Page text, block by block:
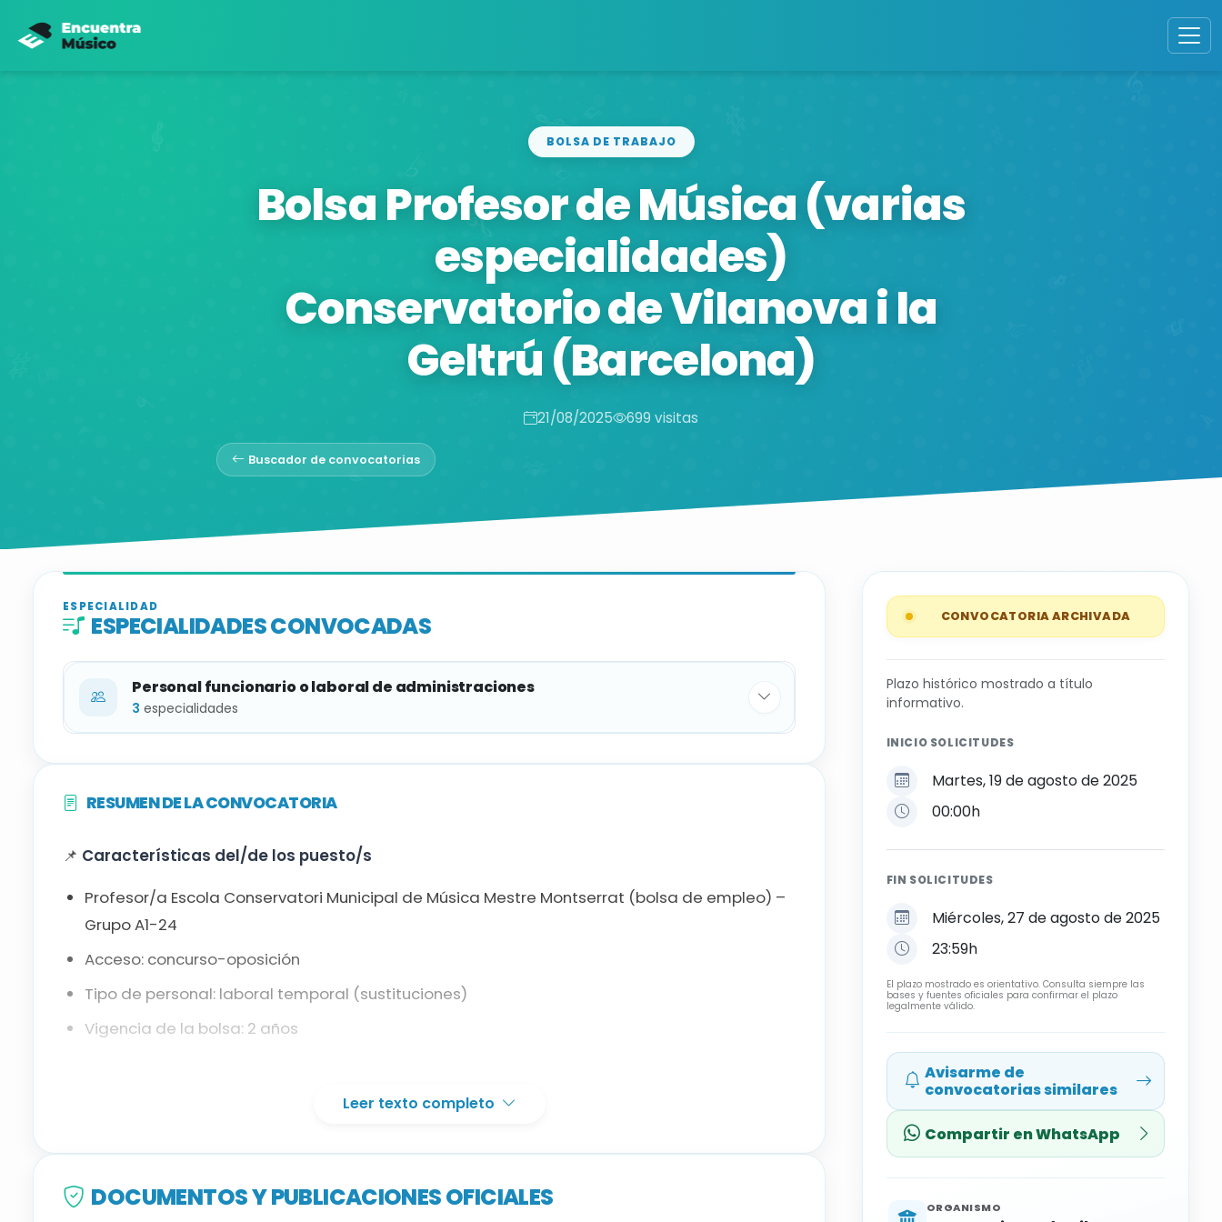
BOLSA DE TRABAJO
Bolsa Profesor de Música (varias
especialidades)
Conservatorio de Vilanova i la
Geltrú (Barcelona)
21/08/2025 699 visitas
Buscador de convocatorias
ESPECIALIDAD
ESPECIALIDADES CONVOCADAS
Personal funcionario o laboral de administraciones
3 especialidades
Música y movimiento
Trompeta
Viola
RESUMEN DE LA CONVOCATORIA
📌 Características del/de los puesto/s
Profesor/a Escola Conservatori Municipal de Música Mestre Montserrat (bolsa de empleo) –
Grupo A1-24
Acceso: concurso-oposición
Tipo de personal: laboral temporal (sustituciones)
Vigencia de la bolsa: 2 años
Título Superior de Música, especialidad Pedagogía Musical y Música en Movimiento (o
Leer texto completo
DOCUMENTOS Y PUBLICACIONES OFICIALES
CONVOCATORIA ARCHIVADA
Plazo histórico mostrado a título
informativo.
INICIO SOLICITUDES
Martes, 19 de agosto de 2025
00:00h
FIN SOLICITUDES
Miércoles, 27 de agosto de 2025
23:59h
El plazo mostrado es orientativo. Consulta siempre las
bases y fuentes oficiales para confirmar el plazo
legalmente válido.
Avisarme de
convocatorias similares
Compartir en WhatsApp
ORGANISMO